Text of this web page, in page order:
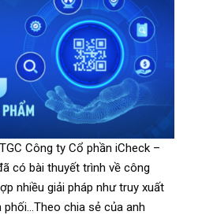
Công ty Cổ phần iCheck –
có bài thuyết trình về công
nhiều giải pháp như truy xuất
phối…Theo chia sẻ của anh